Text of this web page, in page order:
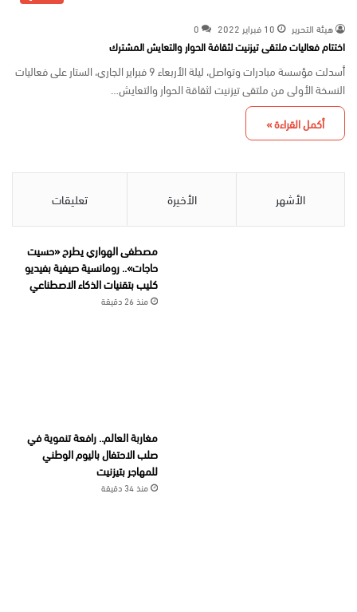
هيئة التحرير 10 فبراير 2022 0
اختتام فعاليات ملتقى تيزنيت لثقافة الحوار والتعايش المشترك
أسدلت مؤسسة مبادرات وتواصل، ليلة الأربعاء 9 فبراير الجاري، الستار على فعاليات
النسخة الأولى من ملتقى تيزنيت لثقاقة الحوار والتعايش…
أكمل القراءة »
الأشهر الأخيرة تعليقات
مصطفى الهواري يطرح «حسيت
حاجات».. رومانسية صيفية بفيديو
كليب بتقنيات الذكاء الاصطناعي
منذ 26 دقيقة
مغاربة العالم.. رافعة تنموية في
صلب الاحتفال باليوم الوطني
للمهاجر بتيزنيت
منذ 34 دقيقة